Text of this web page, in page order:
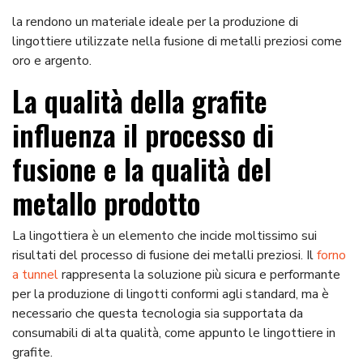
la rendono un materiale ideale per la produzione di
lingottiere utilizzate nella fusione di metalli preziosi come
oro e argento.
La qualità della grafite
influenza il processo di
fusione e la qualità del
metallo prodotto
La lingottiera è un elemento che incide moltissimo sui
risultati del processo di fusione dei metalli preziosi. Ilforno
a tunnelrappresenta la soluzione più sicura e performante
per la produzione di lingotti conformi agli standard, ma è
necessario che questa tecnologia sia supportata da
consumabili di alta qualità, come appunto le lingottiere in
grafite.